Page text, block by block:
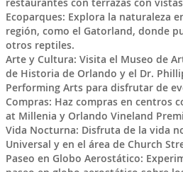
restaurantes con terrazas con
Ecoparques: Explora la naturaleza
región, como el Gatorland, donde
otros reptiles.
Arte y Cultura: Visita el Museo de
de Historia de Orlando y el Dr.
Performing Arts para disfrutar de
Compras: Haz compras en centros
at Millenia y Orlando Vineland
Vida Nocturna: Disfruta de la vida
Universal y en el área de Church
Paseo en Globo Aerostático: